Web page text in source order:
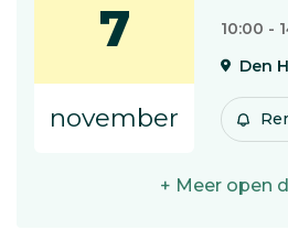
7
november
10:00 -
Den
+ Meer open